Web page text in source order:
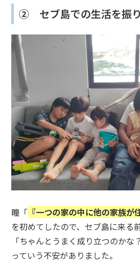
② セブ島での生活を振
瞳「 『一つの家の中に他の家族が
を初めてしたので、セブ島に来る
「ちゃんとうまく成り立つのかな
っていう不安がありました。